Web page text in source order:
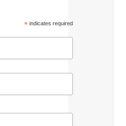
* indicates required